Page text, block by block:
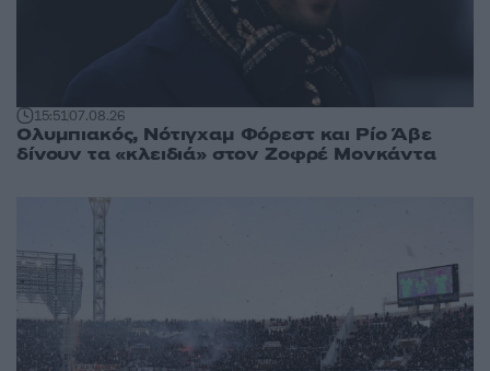
15:5107.08.26
Ολυμπιακός, Νότιγχαμ Φόρεστ και Ρίο Άβε
δίνουν τα «κλειδιά» στον Ζοφρέ Μονκάντα